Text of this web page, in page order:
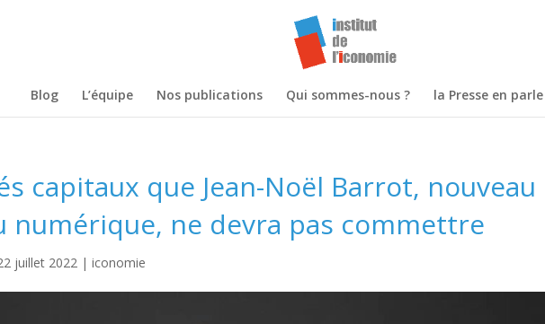
Blog L’équipe Nos publications Qui sommes-nous ? la Presse en parle
capitaux que Jean-Noël Barrot, nouveau
numérique, ne devra pas commettre
juillet 2022 |iconomie